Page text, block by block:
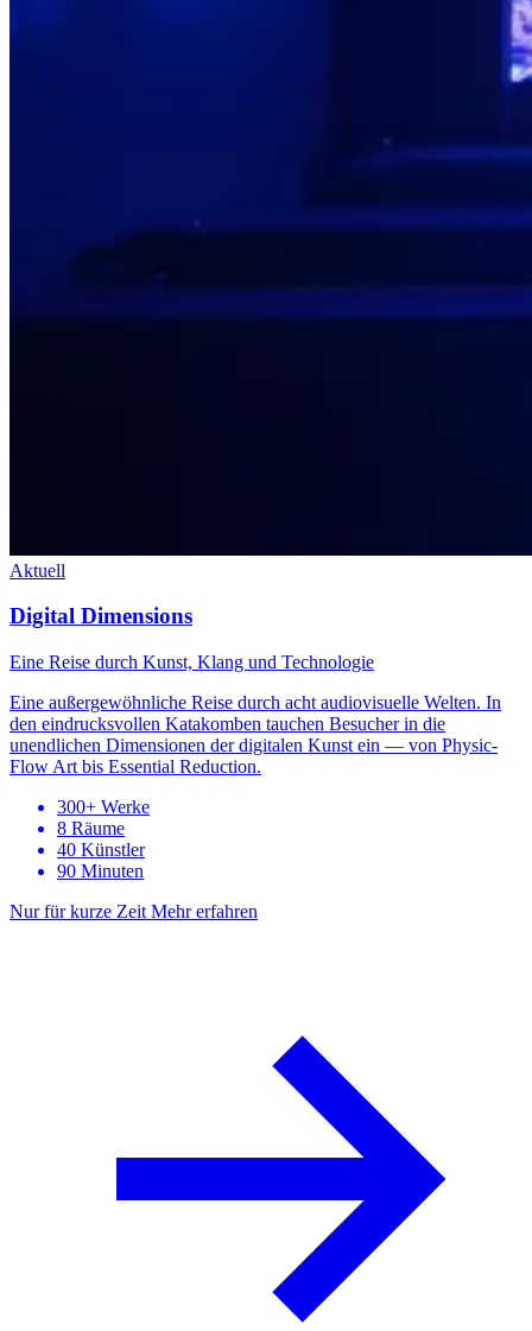
Aktuell
Digital Dimensions
Eine Reise durch Kunst, Klang und Technologie
Eine außergewöhnliche Reise durch acht audiovisuelle Welten. In
den eindrucksvollen Katakomben tauchen Besucher in die
unendlichen Dimensionen der digitalen Kunst ein — von Physic-
Flow Art bis Essential Reduction.
300+ Werke
8 Räume
40 Künstler
90 Minuten
Nur für kurze Zeit Mehr erfahren